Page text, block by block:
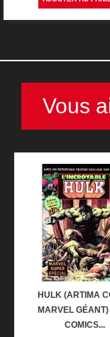
Vous
HULK (ARTIMA
MARVEL GÉANT)
COMICS...